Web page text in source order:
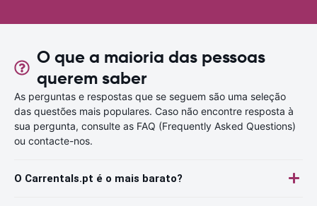
O que a maioria das pessoas
querem saber
As perguntas e respostas que se seguem são uma seleção
das questões mais populares. Caso não encontre resposta à
sua pergunta, consulte as FAQ (Frequently Asked Questions)
ou contacte-nos.
O Carrentals.pt é o mais barato?